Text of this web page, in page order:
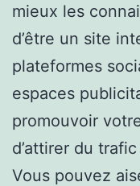
mieux les
d’être un site
plateformes
espaces
promouvoir
d’attirer du
Vous pouvez